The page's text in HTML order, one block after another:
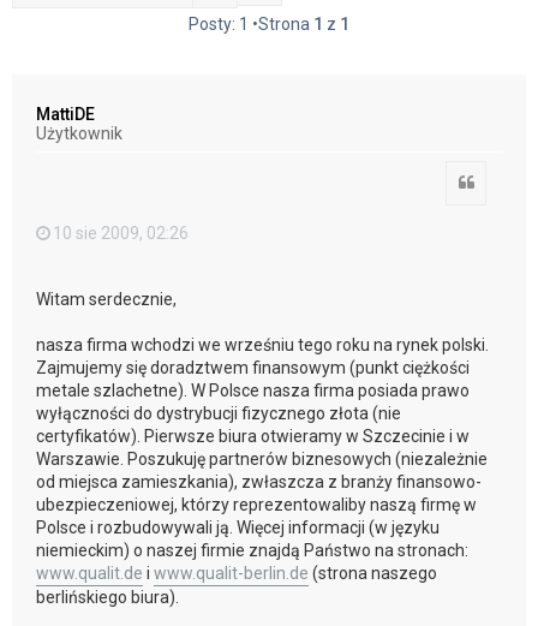
Posty: 1 •Strona 1 z 1
MattiDE
Użytkownik
10 sie 2009, 02:26
Witam serdecznie,
nasza firma wchodzi we wrześniu tego roku na rynek polski.
Zajmujemy się doradztwem finansowym (punkt ciężkości
metale szlachetne). W Polsce nasza firma posiada prawo
wyłączności do dystrybucji fizycznego złota (nie
certyfikatów). Pierwsze biura otwieramy w Szczecinie i w
Warszawie. Poszukuję partnerów biznesowych (niezależnie
od miejsca zamieszkania), zwłaszcza z branży finansowo-
ubezpieczeniowej, którzy reprezentowaliby naszą firmę w
Polsce i rozbudowywali ją. Więcej informacji (w języku
niemieckim) o naszej firmie znajdą Państwo na stronach:
www.qualit.de i www.qualit-berlin.de (strona naszego
berlińskiego biura).